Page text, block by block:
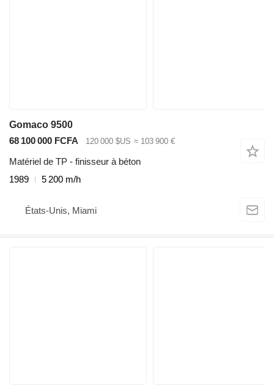
Gomaco 9500
68 100 000 FCFA
120 000 $US ≈ 103 900 €
Matériel de TP - finisseur à béton
1989
5 200 m/h
États-Unis, Miami